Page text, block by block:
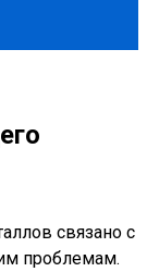
связано с
проблемам.